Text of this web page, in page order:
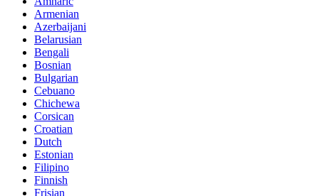
Armenian
Azerbaijani
Belarusian
Bengali
Bosnian
Bulgarian
Cebuano
Chichewa
Corsican
Croatian
Dutch
Estonian
Filipino
Finnish
Frisian